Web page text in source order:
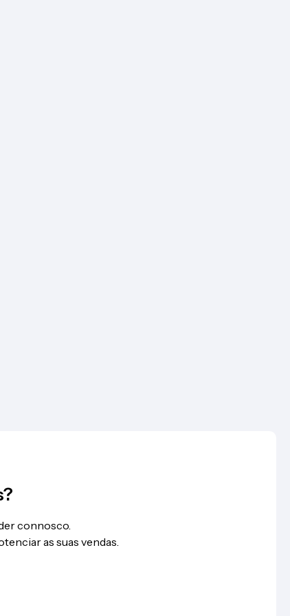
connosco.
as suas vendas.